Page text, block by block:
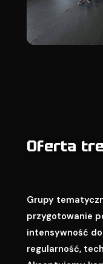
Oferta
Grupy
przygotowanie
intensywność
regularność,